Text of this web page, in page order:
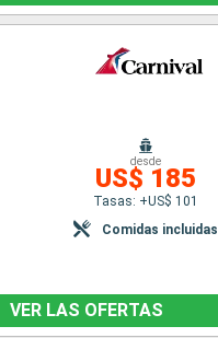
desde
US$ 185
Tasas: +US$ 101
Comidas incluidas
VER LAS OFERTAS